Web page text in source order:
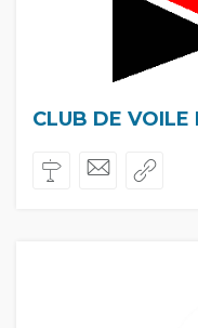
CLUB DE